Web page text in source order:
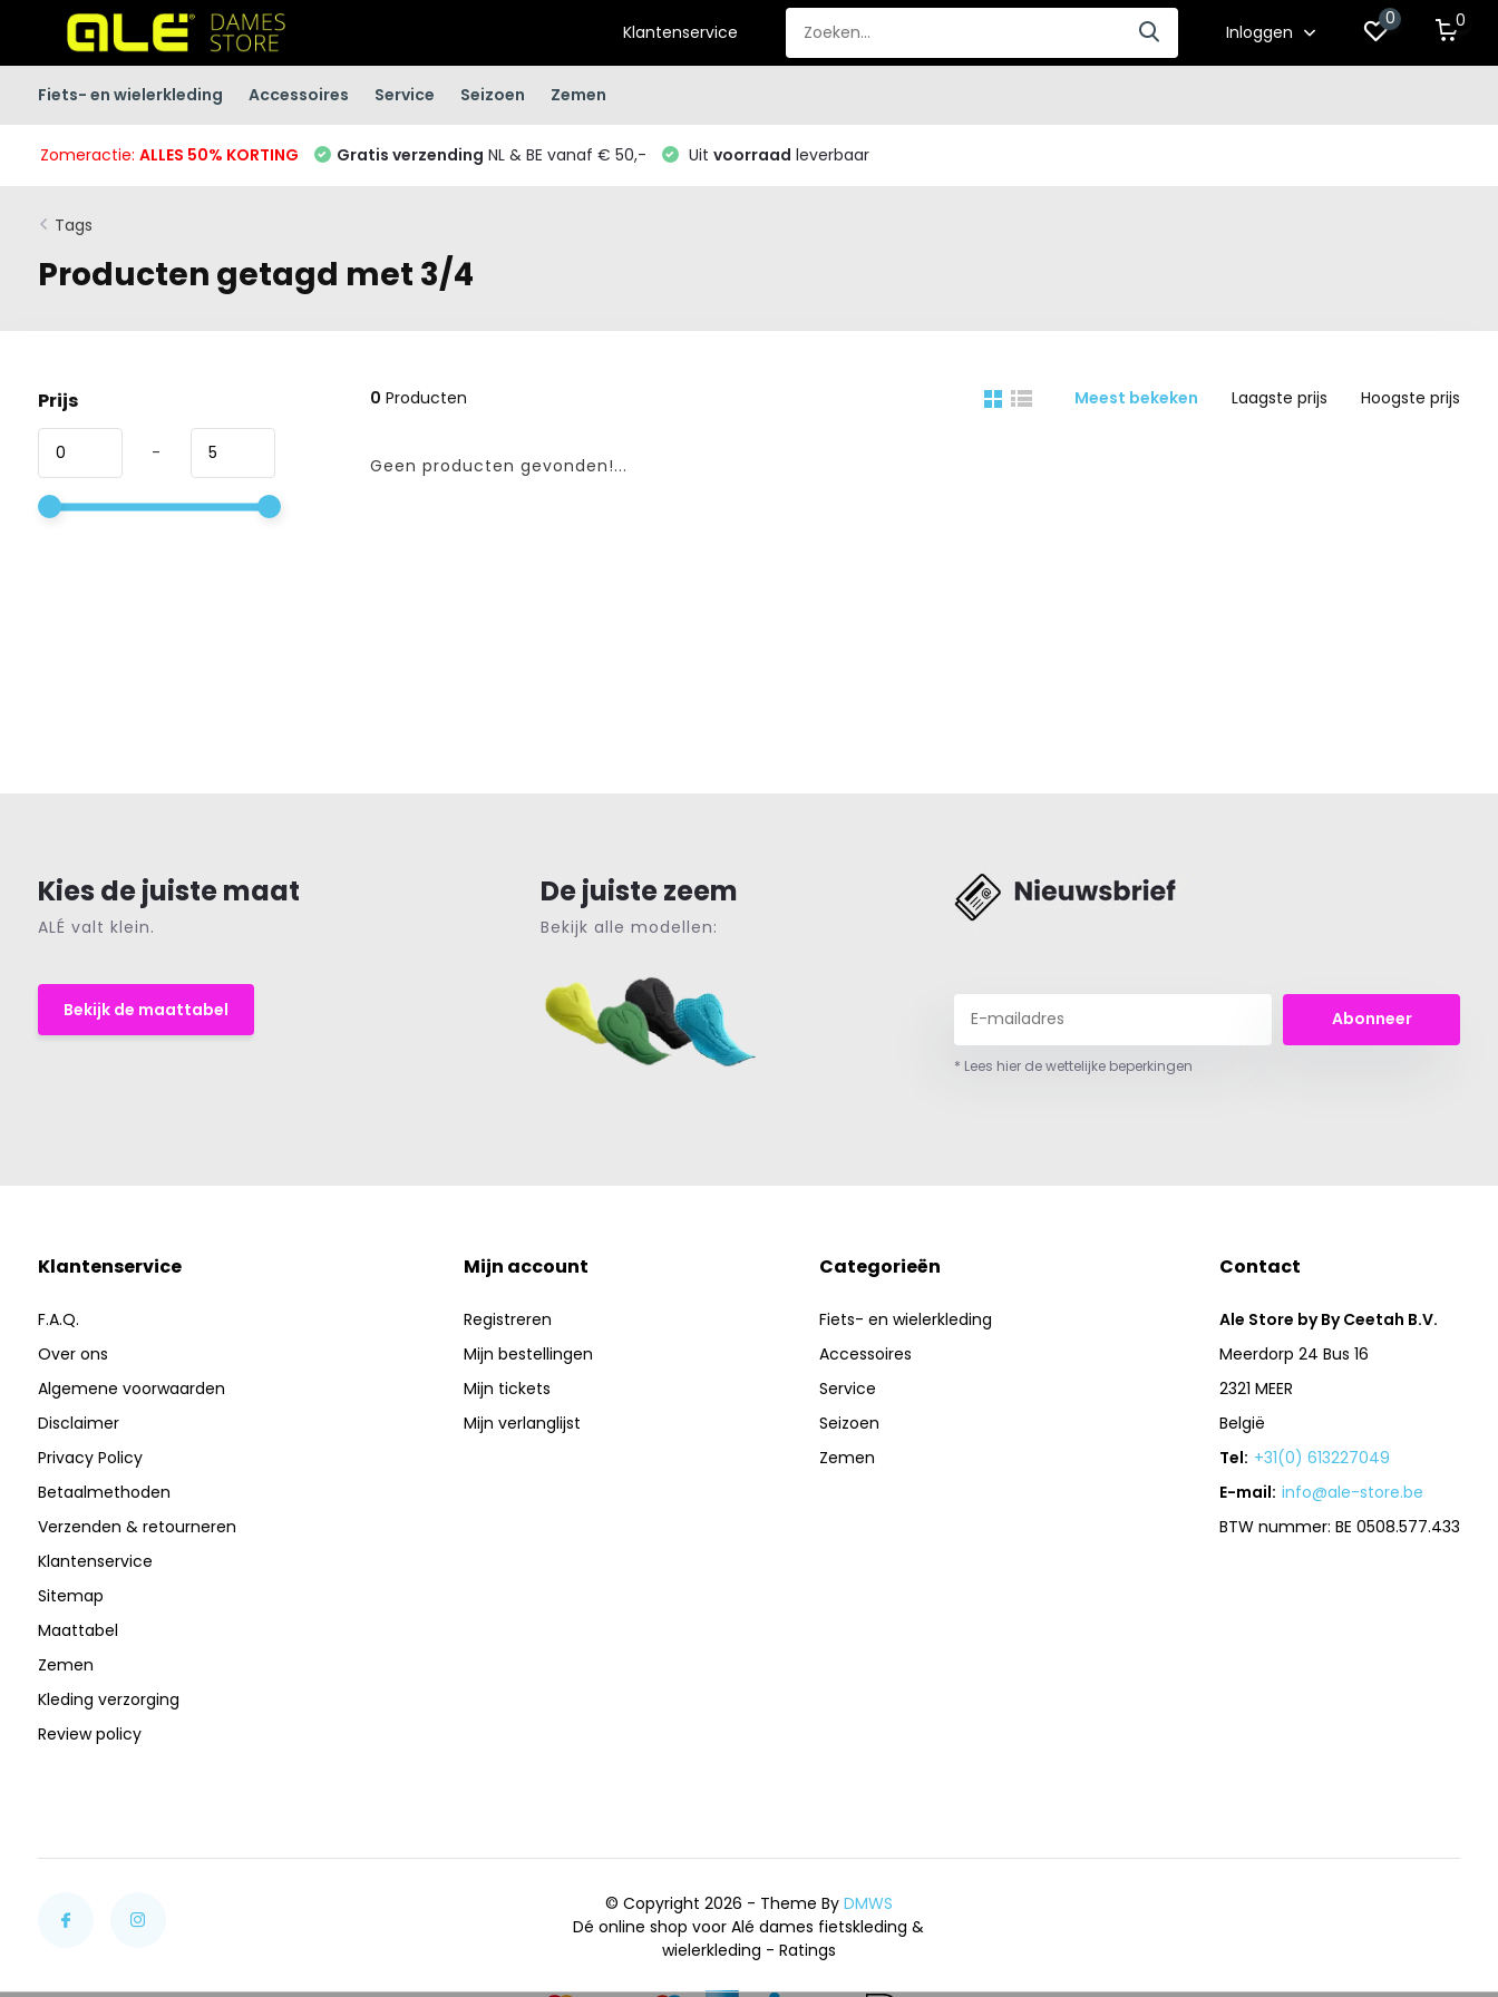
Klantenservice Inloggen
0 0
Fiets- en wielerkleding Accessoires Service Seizoen Zemen
Zomeractie: ALLES 50% KORTING Gratis verzending NL & BE vanaf € 50,- Uit voorraad leverbaar
Tags
Producten getagd met 3/4
Prijs
-
0 Producten Meest bekeken Laagste prijs Hoogste prijs
Geen producten gevonden!...
Kies de juiste maat
ALÉ valt klein.
Bekijk de maattabel
De juiste zeem
Bekijk alle modellen:
Abonneer
* Lees hier de wettelijke beperkingen
Klantenservice
F.A.Q.
Over ons
Algemene voorwaarden
Disclaimer
Privacy Policy
Betaalmethoden
Verzenden & retourneren
Klantenservice
Sitemap
Maattabel
Zemen
Kleding verzorging
Review policy
Mijn account
Registreren
Mijn bestellingen
Mijn tickets
Mijn verlanglijst
Categorieën
Fiets- en wielerkleding
Accessoires
Service
Seizoen
Zemen
Contact
Ale Store by By Ceetah B.V.
Meerdorp 24 Bus 16
2321 MEER
België
Tel: +31(0) 613227049
E-mail: info@ale-store.be
BTW nummer: BE 0508.577.433
© Copyright 2026 - Theme By DMWS
Dé online shop voor Alé dames fietskleding &
wielerkleding - Ratings